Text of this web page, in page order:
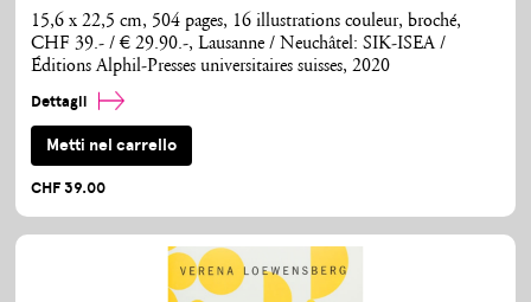
15,6 x 22,5 cm, 504 pages, 16 illustrations couleur, broché,
CHF 39.- / € 29.90.-, Lausanne / Neuchâtel: SIK-ISEA /
Éditions Alphil-Presses universitaires suisses, 2020
Dettagli
Metti nel carrello
CHF 39.00